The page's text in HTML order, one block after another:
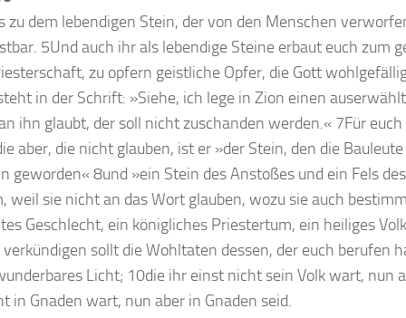
zu dem lebendigen Stein, der von den Menschen
5Und auch ihr als lebendige Steine erbaut euch zum
zu opfern geistliche Opfer, die Gott
in der Schrift: »Siehe, ich lege in Zion einen
ihn glaubt, der soll nicht zuschanden werden.« 7Für
aber, die nicht glauben, ist er »der Stein, den die
geworden« 8und »ein Stein des Anstoßes und ein Fels
weil sie nicht an das Wort glauben, wozu sie auch
Geschlecht, ein königliches Priestertum, ein heiliges
sollt die Wohltaten dessen, der euch berufen
Licht; 10die ihr einst nicht sein Volk wart, nun
in Gnaden wart, nun aber in Gnaden seid.